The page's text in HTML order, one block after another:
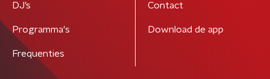
DJ’s
Programma's
Frequenties
Contact
Download de app